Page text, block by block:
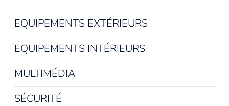
EQUIPEMENTS EXTÉRIEURS
EQUIPEMENTS INTÉRIEURS
MULTIMÉDIA
SÉCURITÉ